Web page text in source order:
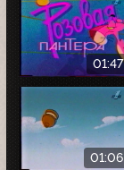
01:47
01:06